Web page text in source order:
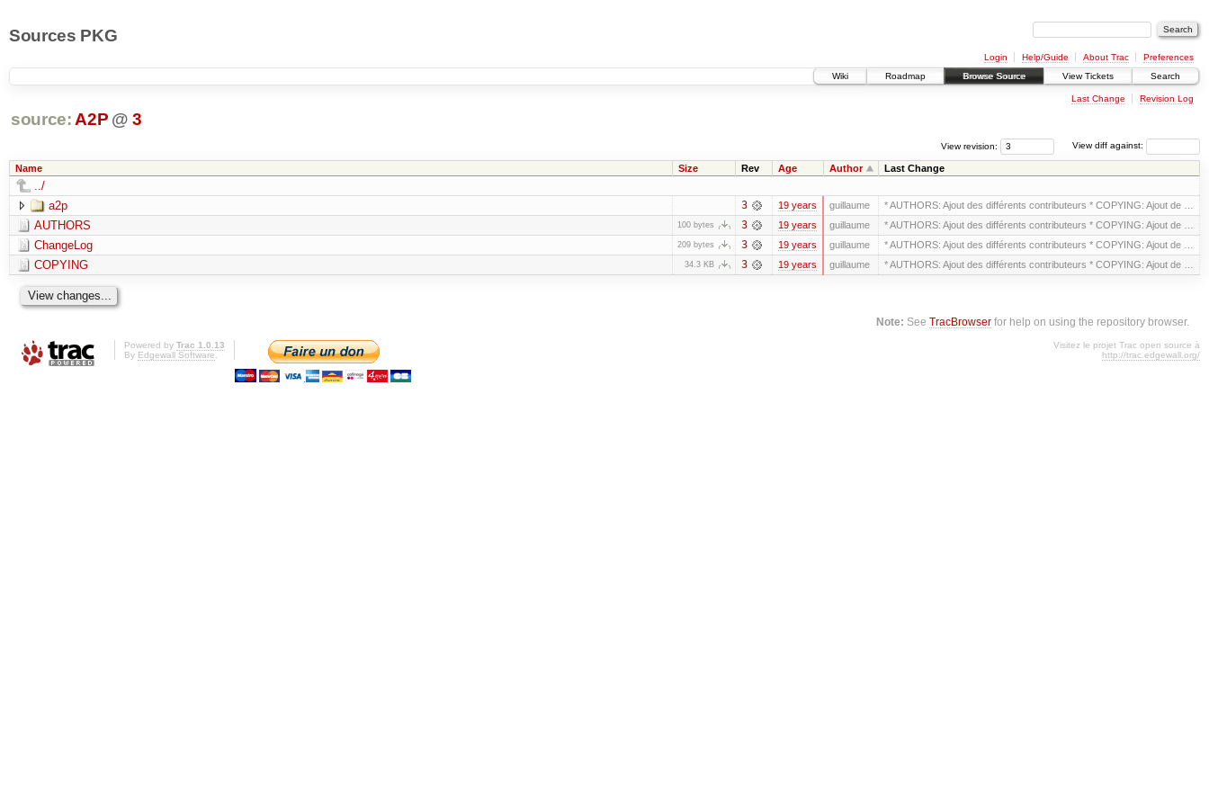
Sources PKG
Login Help/Guide About Trac
Preferences
Wiki
Roadmap Browse Source View Tickets Search
Last Change Revision Log
source: A2P @ 3
View diff against:
View revision:
Name Size Rev Age Author Last Change
../
a2p
3 19 years guillaume * AUTHORS: Ajout des différents contributeurs * COPYING: Ajout de …
AUTHORS 100 bytes 3 19 years guillaume * AUTHORS: Ajout des différents contributeurs * COPYING: Ajout de …
ChangeLog 209 bytes 3 19 years guillaume * AUTHORS: Ajout des différents contributeurs * COPYING: Ajout de …
COPYING 34.3 KB 3 19 years guillaume * AUTHORS: Ajout des différents contributeurs * COPYING: Ajout de …
Note: SeeTracBrowser for help on using the repository browser.
Powered by Trac 1.0.13
By Edgewall Software.
Visitez le projet Trac open source à
http://trac.edgewall.org/